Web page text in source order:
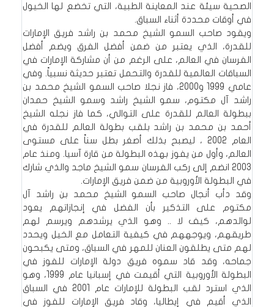
الصحية سيئة عند المعاينة الطبية، التي تخضع لها الخيول
في أوقات محددة أثناء السباق.
ويقود صاحب السمو الشيخ محمد بن راشد فريق الإمارات
للقدرة، الذي يعتبر من ضمن أفضل الفرق ويضم أفضل
الفرسان في العالم، على الرغم من أن مشاركة الإمارات في
السباقات العالمية للقدرة والتحمل تعتبر حديثة نسبياً. وفي
عامي 1999 و2000، فاز نجلا صاحب السمو الشيخ محمد بن
راشد آل مكتوم، سمو الشيخ راشد وسمو الشيخ حمدان
ببطولة العالم للقدرة على التوالي، كما فاز نجله الشيخ
أحمد بن محمد بن راشد بلقب بطولة العالم للقدرة في
العام 2002 ، ليصبح بذلك أصغر بطل سناً على مستوى
العالم، وأول من يفوز بهذه البطولة من قارة آسيا. ومنذ عام
2003 انضم إلى ركب الفرسان سمو الشيخ ماجد والذي شارك
في البطولة الأوروبية من ضمن فريق الإمارات.
وقد دأب أنجال صاحب السمو الشيخ محمد بن راشد آل
مكتوم على التذكير بأن الفضل في إنجازاتهم يعود
لوالدهم، كيف لا .. وهو الذي يرشدهم ويرسم لهم
طريقهم، ويوجههم في كيفية التعامل مع الخيل ويحدد
لهم متى يطلقون العنان للمهر في السباق، ومتى يكبحون
جماحه، وقد قاد سموه فريق دولة الإمارات للفوز في
البطولة الأوروبية التي أقيمت في إسبانيا عام 1999، وهو
الذي استرد لقب البطولة للإمارات عام 2001 في السباق
الذي أقيم في إيطاليا، وقاد فريق الإمارات للفوز في